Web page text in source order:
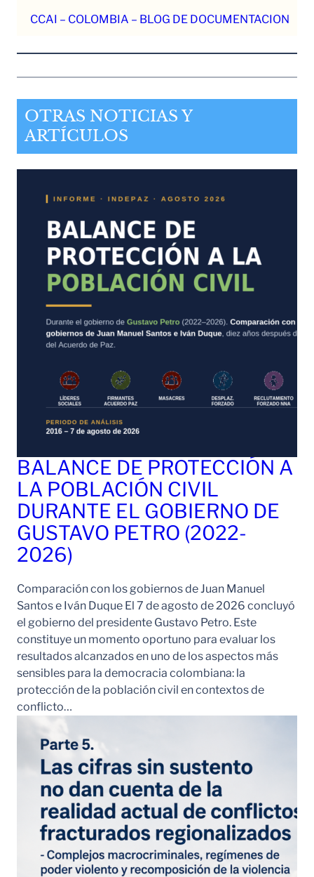
CCAI – COLOMBIA – BLOG DE DOCUMENTACION
OTRAS NOTICIAS Y
ARTÍCULOS
BALANCE DE PROTECCIÓN A
LA POBLACIÓN CIVIL
DURANTE EL GOBIERNO DE
GUSTAVO PETRO (2022-
2026)
Comparación con los gobiernos de Juan Manuel
Santos e Iván Duque El 7 de agosto de 2026 concluyó
el gobierno del presidente Gustavo Petro. Este
constituye un momento oportuno para evaluar los
resultados alcanzados en uno de los aspectos más
sensibles para la democracia colombiana: la
protección de la población civil en contextos de
conflicto…